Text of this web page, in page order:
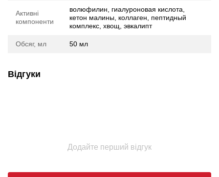
Активні
компоненти
волюфилин, гиалуроновая кислота,
кетон малины, коллаген, пептидный
комплекс, хвощ, эвкалипт
Обсяг, мл 50 мл
Відгуки
Додайте перший відгук